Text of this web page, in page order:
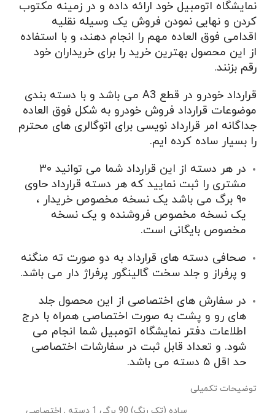
نمایشگاه اتومبیل خود ارائه داده و در زمینه مکتوب
کردن و نهایی نمودن فروش یک وسیله نقلیه
اقدامی فوق العاده مهم را انجام دهند، و با استفاده
از این محصول بهترین خرید را برای خریداران خود
رقم بزنند.
قرارداد خودرو در قطع A3 می باشد و با دسته بندی
موضوعات قرارداد فروش خودرو به شکل فوق العاده
جداگانه امر قرارداد نویسی برای اتوگالری های محترم
را بسیار ساده کرده ایم.
در هر دسته از این قرارداد شما می توانید ۳۰
مشتری را ثبت نمایید که هر دسته قرارداد حاوی
۹۰ برگ می باشد یک نسخه مخصوص خریدار ،
یک نسخه مخصوص فروشنده و یک نسخه
مخصوص بایگانی است.
صحافی دسته های قرارداد به دو صورت ته منگنه
و پرفراز و جلد سخت گالینگور پرفراژ دار می باشد.
در سفارش های اختصاصی از این محصول جلد
های رو و پشت به صورت اختصاصی همراه با درج
اطلاعات دفتر نمایشگاه اتومبیل شما انجام می
شود. و تعداد قابل ثبت در سفارشات اختصاصی
حد اقل ۵ دسته می باشد.
توضیحات تکمیلی